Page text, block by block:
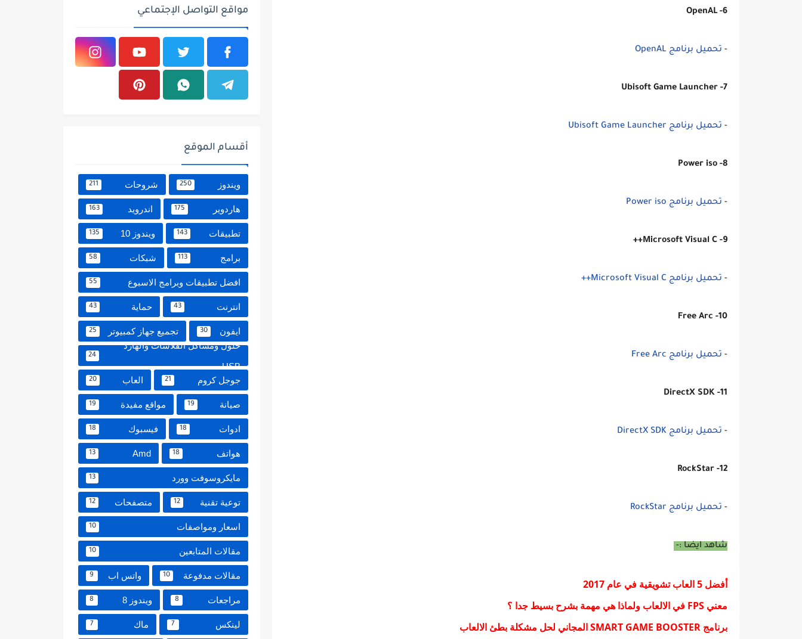
6- OpenAL
- تحميل برنامج OpenAL
7- Ubisoft Game Launcher
- تحميل برنامج Ubisoft Game Launcher
8- Power iso
- تحميل برنامج Power iso
9- Microsoft Visual C++
- تحميل برنامج Microsoft Visual C++
10- Free Arc
- تحميل برنامج Free Arc
11- DirectX SDK
- تحميل برنامج DirectX SDK
12- RockStar
- تحميل برنامج RockStar
شاهد ايضا :-
أفضل 5 العاب تشويقية في عام 2017
معني FPS في الالعاب ولماذا هي مهمة بشرح بسيط جدا ؟
برنامج SMART GAME BOOSTER المجاني لحل مشكلة بطئ الالعاب
مواقع التواصل الإجتماعي
أقسام الموقع
ويندوز 250 شروحات 211
هاردوير 175 اندرويد 163
تطبيقات 143 ويندوز 10 135
برامج 113 شبكات 58
افضل تطبيقات وبرامج الاسبوع 55
انترنت 43 حماية 43
ايفون 30 تجميع جهاز كمبيوتر 25
حلول ومشاكل الفلاشات والهارد
USB
24
جوجل كروم 21 العاب 20
صيانة 19 مواقع مفيدة 19
ادوات 18 فيسبوك 18
هواتف 18
Amd
13
مايكروسوفت وورد 13
توعية تقنية 12 متصفحات 12
اسعار ومواصفات 10
مقالات المتابعين 10
مقالات مدفوعة 10 واتس اب 9
مراجعات 8 ويندوز 8 8
لينكس 7 ماك 7